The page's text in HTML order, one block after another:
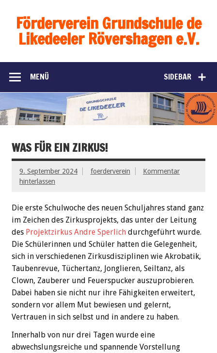
Förderverein Grundschule de
Likedeeler Rövershagen e.V.
SIDEBAR
MENÜ
WAS FÜR EIN ZIRKUS!
9. September 2024 foerderverein
Kommentar
hinterlassen
Die erste Schulwoche des neuen Schuljahres stand ganz
im Zeichen des Zirkusprojekts, das unter der Leitung
des Projektzirkus Andre Sperlich durchgeführt wurde.
Die Schülerinnen und Schüler hatten die Gelegenheit,
sich in verschiedenen Zirkusdisziplinen wie Akrobatik,
Taubenrevue, Tüchertanz, Jonglieren, Seiltanz, als
Clown, Zauberer und Feuerspucker auszuprobieren.
Dabei haben sie nicht nur ihre Fähigkeiten erweitert,
sondern vor allem Mut bewiesen und gelernt,
Vertrauen in sich selbst und in andere zu haben.
Innerhalb von nur drei Tagen wurde eine
abwechslungsreiche und spannende Vorstellung